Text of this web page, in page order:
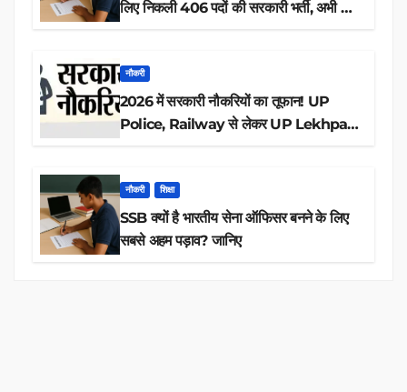
लिए निकली 406 पदों की सरकारी भर्ती, अभी करें
नौकरी
2026 में सरकारी नौकरियों का तूफान! UP
Police, Railway से लेकर UP Lekhpal
नौकरी शिक्षा
SSB क्यों है भारतीय सेना ऑफिसर बनने के लिए
सबसे अहम पड़ाव? जानिए